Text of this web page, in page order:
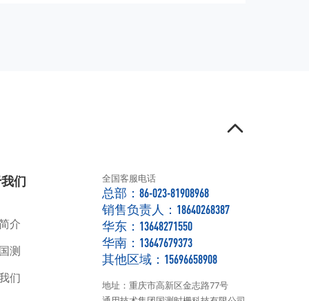
们
介
测
们
全国客服电话
总部：86-023-81908968
销售负责人：18640268387
华东：13648271550
华南：13647679373
其他区域：15696658908
地址：重庆市高新区金志路77号